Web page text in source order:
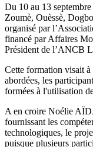
Du 10 au 13
Zoumè, Ouèssè,
organisé par
financé par Affaires
Président de l’ANCB
Cette formation visait à
abordées, les
formées à l'utilisation
A en croire Noélie
fournissant les
technologiques, le
puisque plusieurs